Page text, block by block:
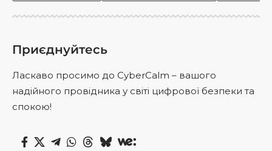
Приєднуйтесь
Ласкаво просимо до CyberCalm – вашого
надійного провідника у світі цифрової безпеки та
спокою!